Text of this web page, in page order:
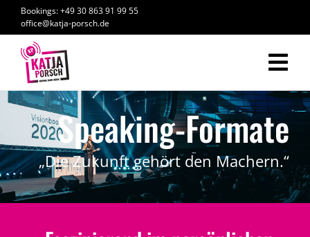
Zum
Inhalt
springen
Bookings: +49 30 863 91 99 55
office@katja-porsch.de
Katja Porsch
The Icon-Academy
Speaking-Formate
Speaking-Formate
„Die Zukunft gehört den Machern.“